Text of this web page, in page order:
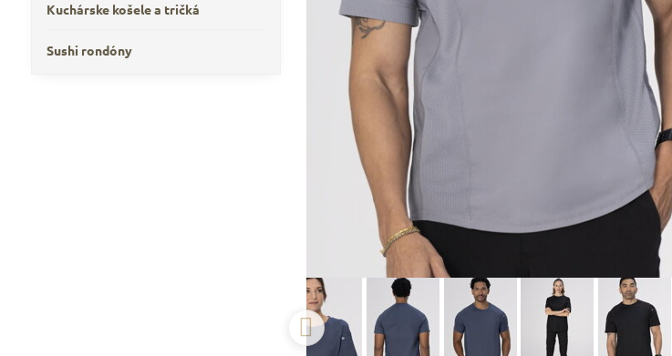
Kuchárske košele a tričká
Sushi rondóny